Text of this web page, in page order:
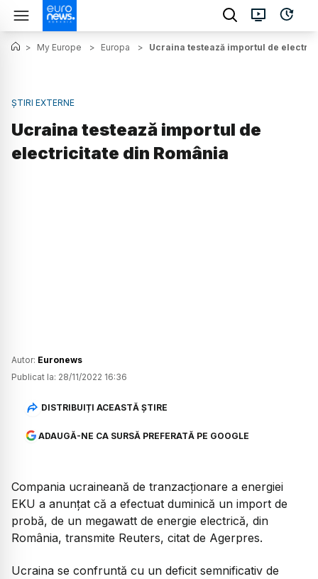
> My Europe > Europa > Ucraina testează importul de
ȘTIRI EXTERNE
Ucraina testează importul de
electricitate din România
Autor: Euronews
Publicat la: 28/11/2022 16:36
DISTRIBUIȚI ACEASTĂ ȘTIRE
ADAUGĂ-NE CA SURSĂ PREFERATĂ PE GOOGLE
Compania ucraineană de tranzacţionare a energiei
EKU a anunţat că a efectuat duminică un import de
probă, de un megawatt de energie electrică, din
România, transmite Reuters, citat de Agerpres.
Ucraina se confruntă cu un deficit semnificativ de